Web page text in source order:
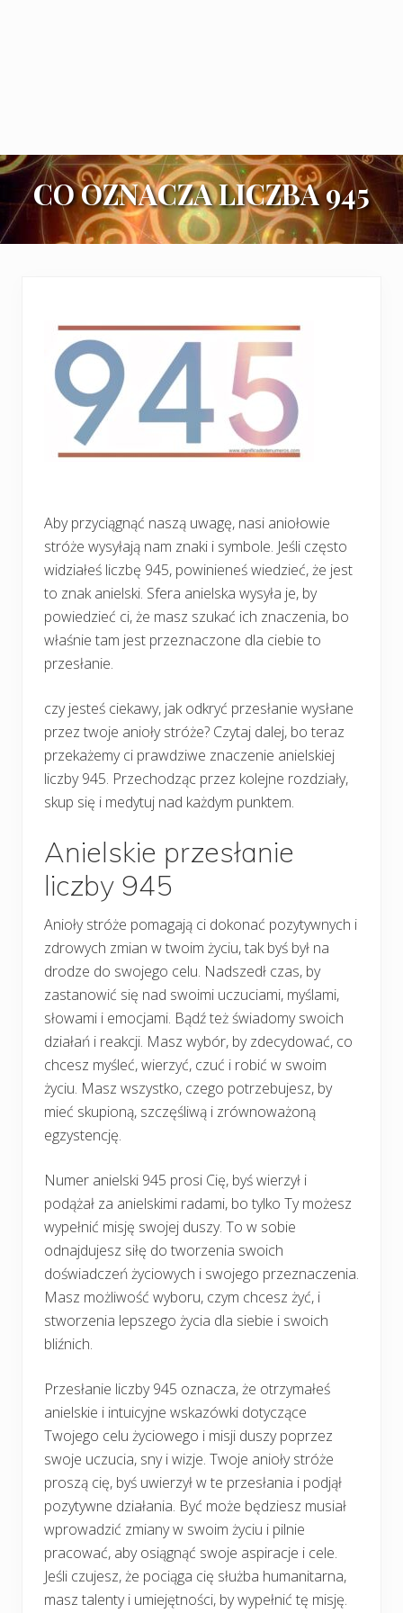
CO OZNACZA LICZBA 945
Aby przyciągnąć naszą uwagę, nasi aniołowie
stróże wysyłają nam znaki i symbole. Jeśli często
widziałeś liczbę 945, powinieneś wiedzieć, że jest
to znak anielski. Sfera anielska wysyła je, by
powiedzieć ci, że masz szukać ich znaczenia, bo
właśnie tam jest przeznaczone dla ciebie to
przesłanie.
czy jesteś ciekawy, jak odkryć przesłanie wysłane
przez twoje anioły stróże? Czytaj dalej, bo teraz
przekażemy ci prawdziwe znaczenie anielskiej
liczby 945. Przechodząc przez kolejne rozdziały,
skup się i medytuj nad każdym punktem.
Anielskie przesłanie
liczby 945
Anioły stróże pomagają ci dokonać pozytywnych i
zdrowych zmian w twoim życiu, tak byś był na
drodze do swojego celu. Nadszedł czas, by
zastanowić się nad swoimi uczuciami, myślami,
słowami i emocjami. Bądź też świadomy swoich
działań i reakcji. Masz wybór, by zdecydować, co
chcesz myśleć, wierzyć, czuć i robić w swoim
życiu. Masz wszystko, czego potrzebujesz, by
mieć skupioną, szczęśliwą i zrównoważoną
egzystencję.
Numer anielski 945 prosi Cię, byś wierzył i
podążał za anielskimi radami, bo tylko Ty możesz
wypełnić misję swojej duszy. To w sobie
odnajdujesz siłę do tworzenia swoich
doświadczeń życiowych i swojego przeznaczenia.
Masz możliwość wyboru, czym chcesz żyć, i
stworzenia lepszego życia dla siebie i swoich
bliźnich.
Przesłanie liczby 945 oznacza, że otrzymałeś
anielskie i intuicyjne wskazówki dotyczące
Twojego celu życiowego i misji duszy poprzez
swoje uczucia, sny i wizje. Twoje anioły stróże
proszą cię, byś uwierzył w te przesłania i podjął
pozytywne działania. Być może będziesz musiał
wprowadzić zmiany w swoim życiu i pilnie
pracować, aby osiągnąć swoje aspiracje i cele.
Jeśli czujesz, że pociąga cię służba humanitarna,
masz talenty i umiejętności, by wypełnić tę misję.